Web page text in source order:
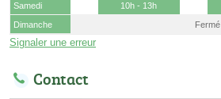
Samedi
10h - 13h
Dimanche
Fermé
Signaler une erreur
Contact